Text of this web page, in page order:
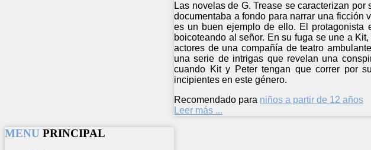
Las novelas de G. Trease se caracterizan
documentaba a fondo para narrar una ficción
es un buen ejemplo de ello. El protagonista
boicoteando al señor. En su fuga se une a
actores de una compañía de teatro
una serie de intrigas que revelan una
cuando Kit y Peter tengan que correr por
incipientes en este género.
Recomendado para niños a partir de 12 años
Leer más ...
MENU PRINCIPAL